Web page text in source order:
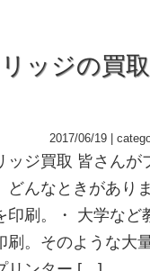
ッジの買
2017/06/19 |
ッジ買取 皆さんが
どんなときがあり
印刷。・ 大学など
刷。そのような大